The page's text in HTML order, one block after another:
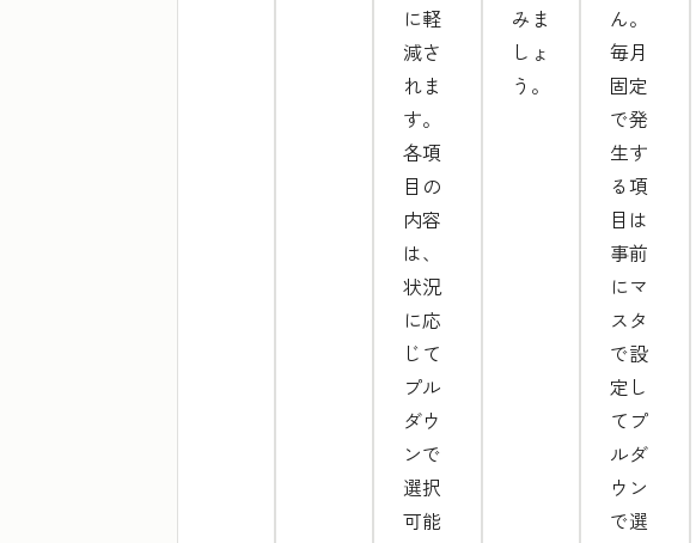
に軽
減さ
れま
す。
各項
目の
内容
は、
状況
に応
じて
プル
ダウ
ンで
選択
可能
みま
しょ
う。
ん。
毎月
固定
で発
生す
る項
目は
事前
にマ
スタ
で設
定し
てプ
ルダ
ウン
で選